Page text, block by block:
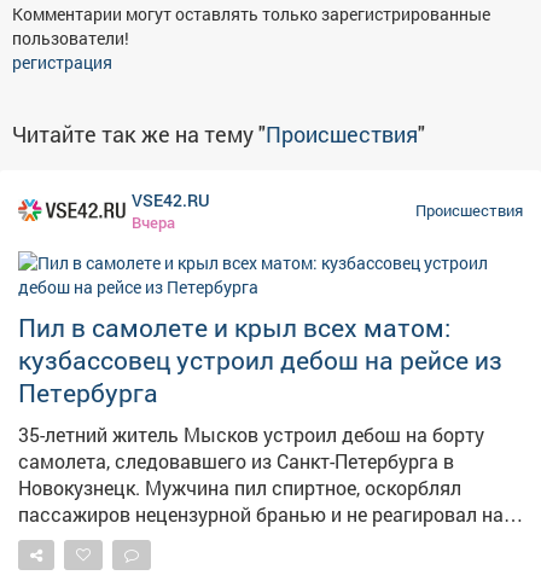
Комментарии могут оставлять только зарегистрированные
пользователи!
регистрация
Читайте так же на тему "Происшествия"
VSE42.RU
Вчера
Происшествия
Пил в самолете и крыл всех матом:
кузбассовец устроил дебош на рейсе из
Петербурга
35-летний житель Мысков устроил дебош на борту
самолета, следовавшего из Санкт-Петербурга в
Новокузнецк. Мужчина пил спиртное, оскорблял
пассажиров нецензурной бранью и не реагировал на
замечания экипажа. Сообщение о неадекватном
пассажире поступило в линейный пункт полиции в